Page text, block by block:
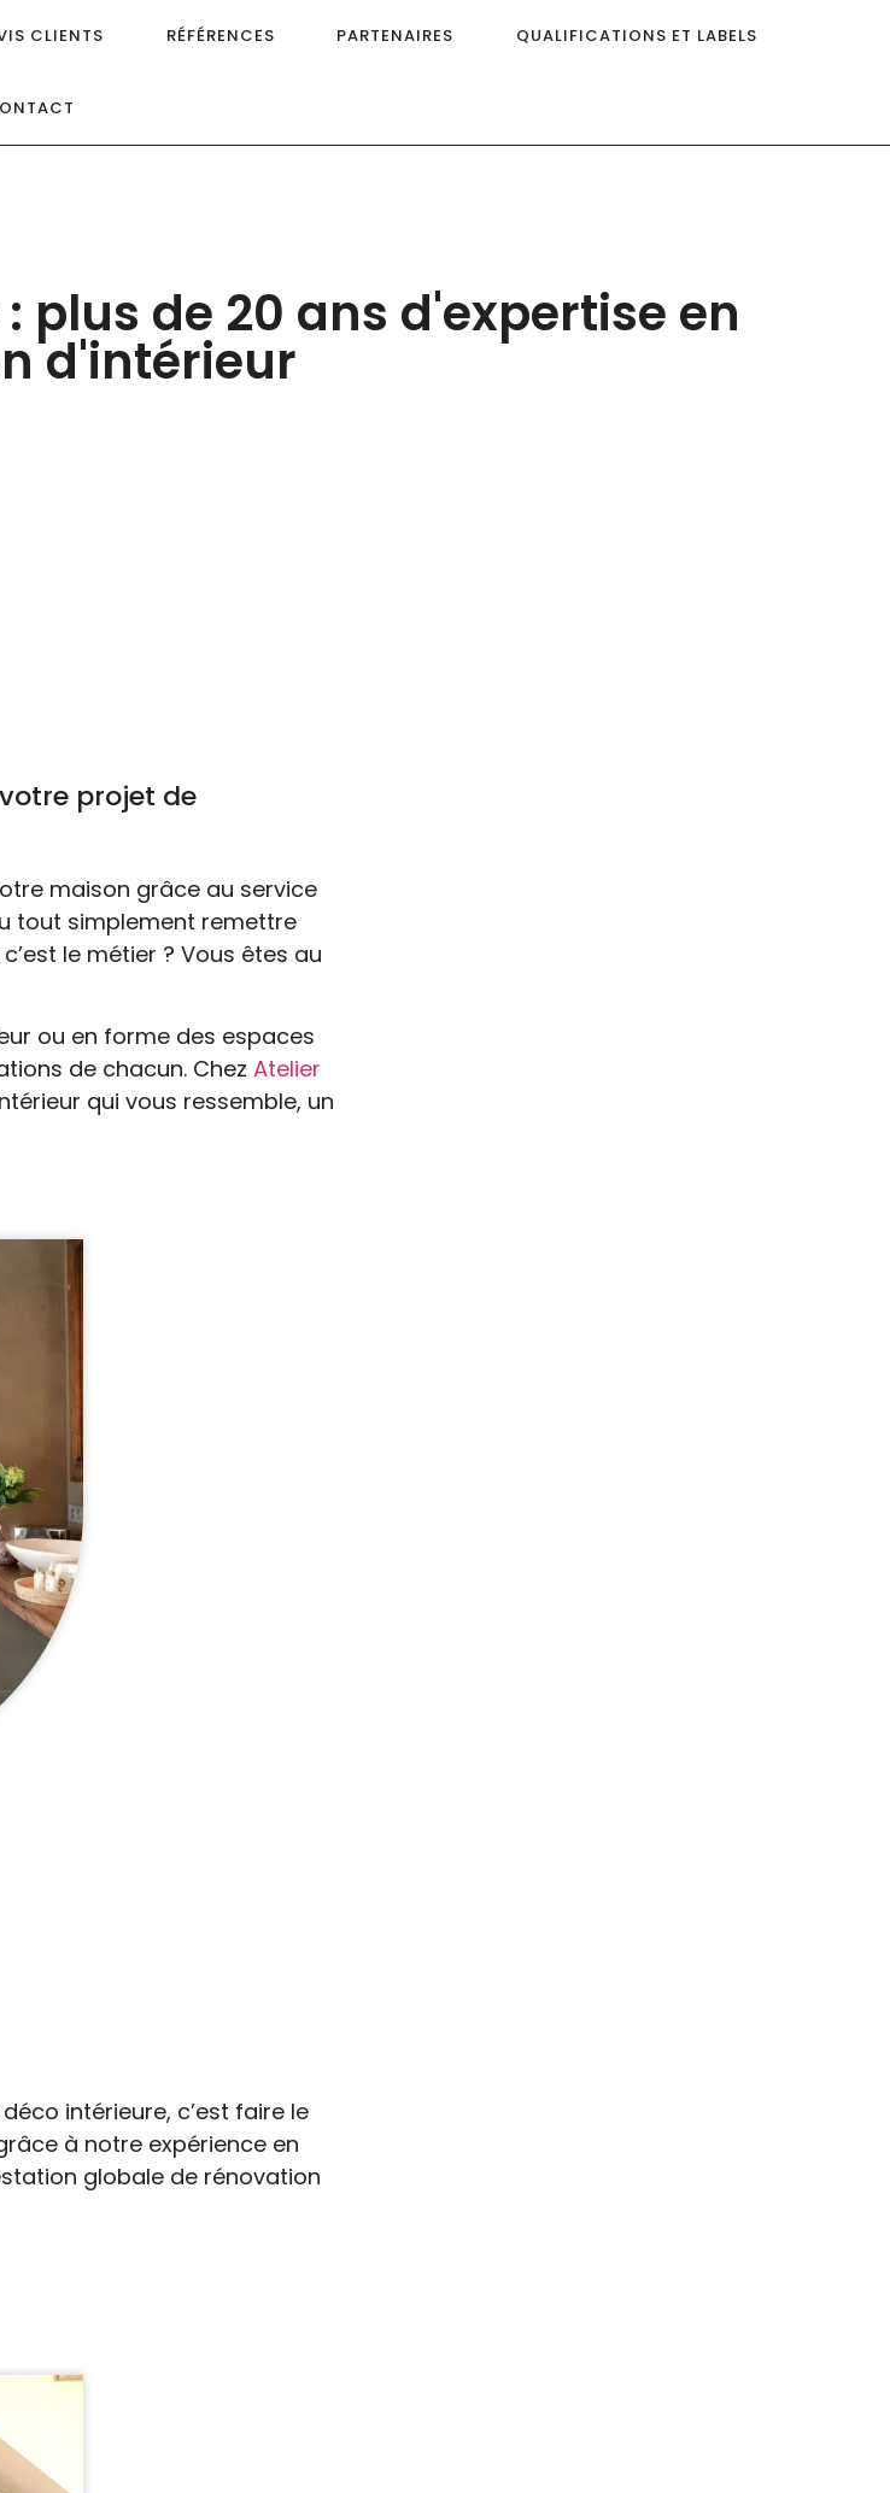
CLIENTS RÉFÉRENCES PARTENAIRES QUALIFICATIONS ET LABELS
plus de 20 ans d'expertise en
d'intérieur
projet de
maison grâce au service
tout simplement remettre
le métier ? Vous êtes au
ou en forme des espaces
de chacun. Chez Atelier
qui vous ressemble, un
intérieure, c’est faire le
à notre expérience en
globale de rénovation